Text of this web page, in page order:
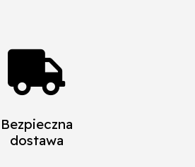

Bezpieczna
dostawa